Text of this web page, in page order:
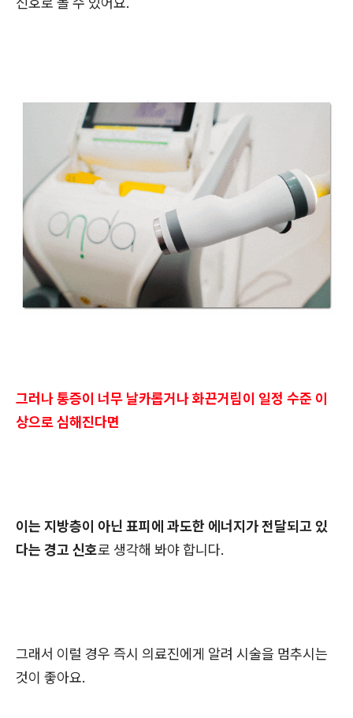
그러나 통증이 너무 날카롭거나 화끈거림이 일정 수준 이
상으로 심해진다면
이는 지방층이 아닌 표피에 과도한 에너지가 전달되고 있
다는 경고 신호로 생각해 봐야 합니다.
그래서 이럴 경우 즉시 의료진에게 알려 시술을 멈추시는
것이 좋아요.